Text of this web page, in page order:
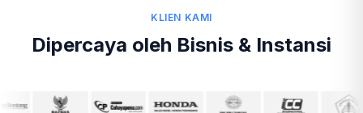
KLIEN KAMI
Dipercaya oleh Bisnis & Instansi